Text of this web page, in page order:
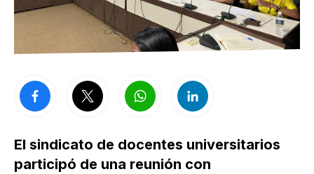
El sindicato de docentes universitarios
participó de una reunión con